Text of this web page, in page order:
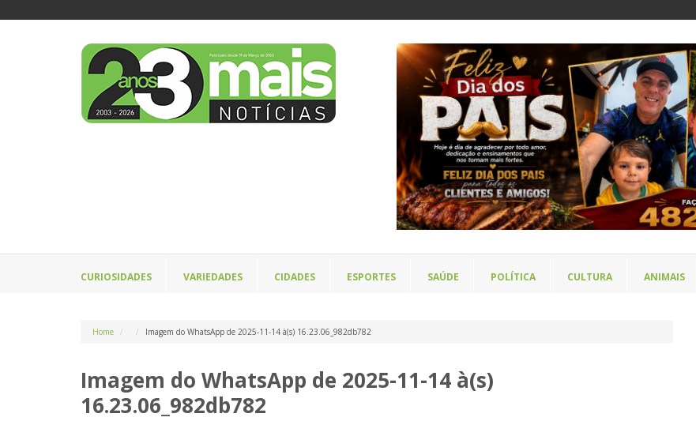
CURIOSIDADES VARIEDADES CIDADES ESPORTES SAÚDE POLÍTICA CULTURA ANIMAIS
Home Imagem do WhatsApp de 2025-11-14 à(s) 16.23.06_982db782
Imagem do WhatsApp de 2025-11-14 à(s)
16.23.06_982db782